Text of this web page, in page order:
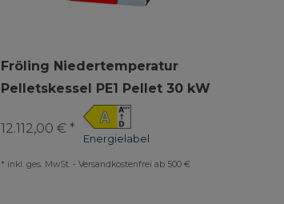
Fröling Niedertemperatur
Pelletskessel PE1 Pellet 30 kW
Energielabel
12.112,00 € *
* inkl. ges. MwSt.- Versandkostenfrei ab 500 €